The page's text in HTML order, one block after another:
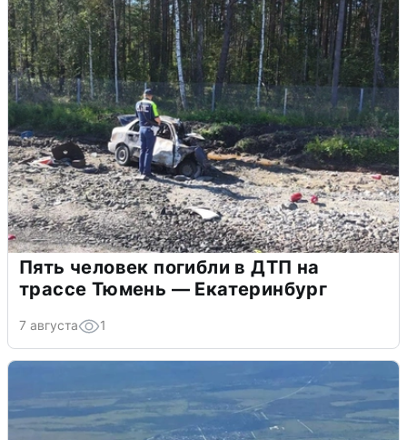
Пять человек погибли в ДТП на
трассе Тюмень — Екатеринбург
7 августа 1